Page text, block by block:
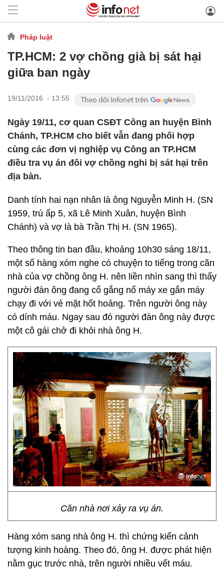
Pháp luật
TP.HCM: 2 vợ chồng già bị sát hại
giữa ban ngày
19/11/2016 - 13:55
Ngày 19/11, cơ quan CSĐT Công an huyện Bình
Chánh, TP.HCM cho biết vẫn đang phối hợp
cùng các đơn vị nghiệp vụ Công an TP.HCM
điều tra vụ án đôi vợ chồng nghi bị sát hại trên
địa bàn.
Danh tính hai nạn nhân là ông Nguyễn Minh H. (SN
1959, trú ấp 5, xã Lê Minh Xuân, huyện Bình
Chánh) và vợ là bà Trần Thị H. (SN 1965).
Theo thông tin ban đầu, khoảng 10h30 sáng 18/11,
một số hàng xóm nghe có chuyện to tiếng trong căn
nhà của vợ chồng ông H. nên liền nhìn sang thì thấy
người đàn ông đang cố gắng nổ máy xe gắn máy
chạy đi với vẻ mặt hốt hoảng. Trên người ông này
có dính máu. Ngay sau đó người đàn ông này được
một cô gái chở đi khỏi nhà ông H.
Căn nhà nơi xảy ra vụ án.
Hàng xóm sang nhà ông H. thì chứng kiến cảnh
tượng kinh hoàng. Theo đó, ông H. được phát hiện
nằm gục trước nhà, trên người nhiều vết máu.